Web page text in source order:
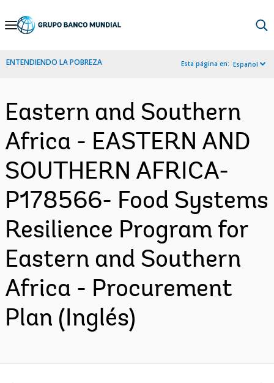
Skip
Navigation
ENTENDIENDO LA POBREZA Esta página en: Español
Eastern and Southern
Africa - EASTERN AND
SOUTHERN AFRICA-
P178566- Food Systems
Resilience Program for
Eastern and Southern
Africa - Procurement
Plan (Inglés)